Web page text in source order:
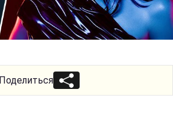
Поделиться